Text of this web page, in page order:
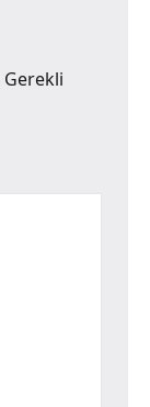
Gerekli